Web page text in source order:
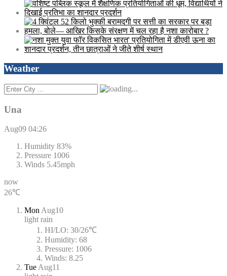
Weather
Una
Aug09 04:26
Humidity 83%
Pressure 1006
Winds 5.45mph
now
26℃
MonAug10
light rain
HI/LO: 30/26℃
Humidity: 68
Pressure: 1006
Winds: 8.25
TueAug11